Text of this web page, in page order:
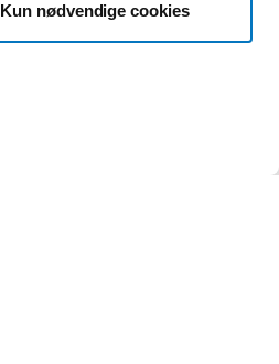
Kun nødvendige cookies